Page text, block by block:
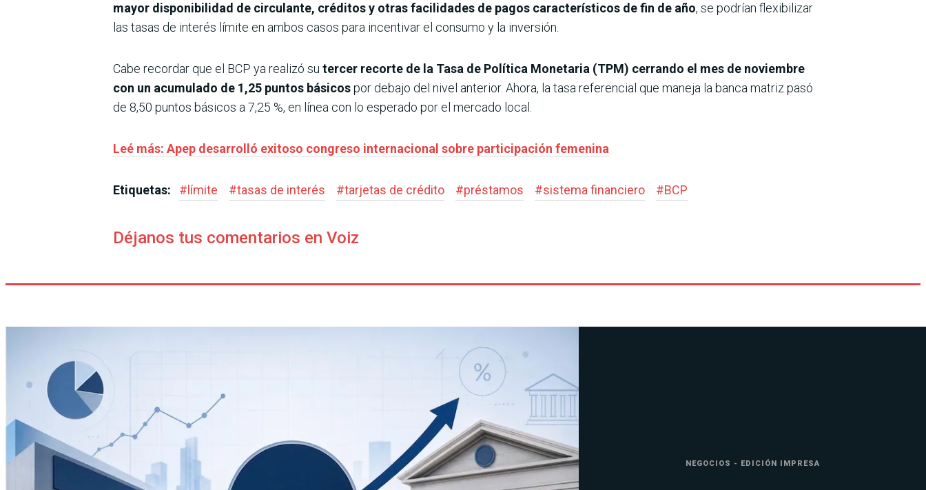
mayor disponibilidad de circulante, créditos y otras facilidades de pagos característicos de fin de año, se podrían flexibilizar
las tasas de interés límite en ambos casos para incentivar el consumo y la inversión.
Cabe recordar que el BCP ya realizó su tercer recorte de la Tasa de Política Monetaria (TPM) cerrando el mes de noviembre
con un acumulado de 1,25 puntos básicospor debajo del nivel anterior. Ahora, la tasa referencial que maneja la banca matriz pasó
de 8,50 puntos básicos a 7,25 %, en línea con lo esperado por el mercado local.
Leé más: Apep desarrolló exitoso congreso internacional sobre participación femenina
Etiquetas: # límite #tasas de interés #tarjetas de crédito #préstamos #sistema financiero #BCP
Déjanos tus comentarios en Voiz
NEGOCIOS - EDICIÓN IMPRESA